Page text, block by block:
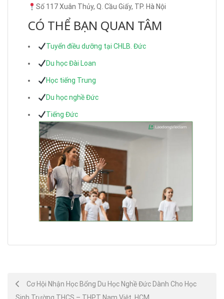
Số 117 Xuân Thủy, Q. Cầu Giấy, TP. Hà Nội
CÓ THỂ BẠN QUAN TÂM
Tuyển điều dưỡng tại CHLB. Đức
Du học Đài Loan
Học tiếng Trung
Du học nghề Đức
Tiếng Đức
PostCơ Hội Nhận Học Bổng Du Học Nghề Đức Dành Cho Học